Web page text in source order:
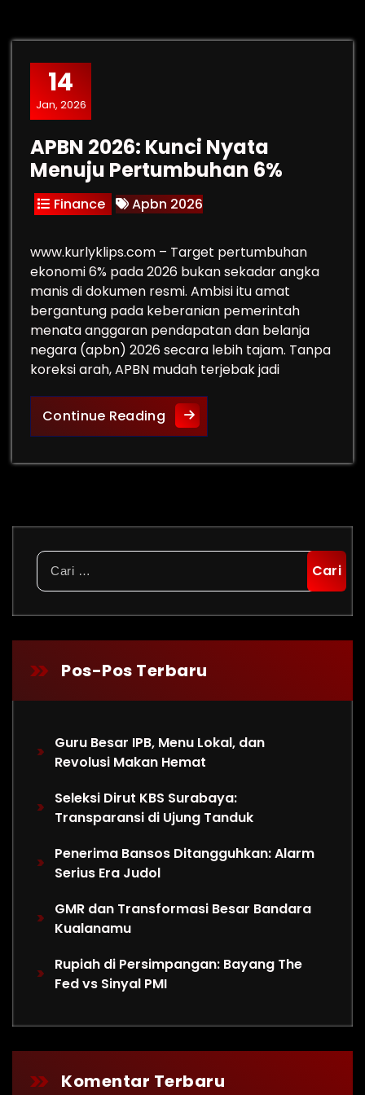
14
Jan, 2026
APBN 2026: Kunci Nyata
Menuju Pertumbuhan 6%
Finance Apbn 2026
www.kurlyklips.com – Target pertumbuhan
ekonomi 6% pada 2026 bukan sekadar angka
manis di dokumen resmi. Ambisi itu amat
bergantung pada keberanian pemerintah
menata anggaran pendapatan dan belanja
negara (apbn) 2026 secara lebih tajam. Tanpa
koreksi arah, APBN mudah terjebak jadi
Continue ReadingAPBN 2026: Kunci Nyata
Cari
untuk:
Pos-Pos Terbaru
Guru Besar IPB, Menu Lokal, dan
Revolusi Makan Hemat
Seleksi Dirut KBS Surabaya:
Transparansi di Ujung Tanduk
Penerima Bansos Ditangguhkan: Alarm
Serius Era Judol
GMR dan Transformasi Besar Bandara
Kualanamu
Rupiah di Persimpangan: Bayang The
Fed vs Sinyal PMI
Komentar Terbaru